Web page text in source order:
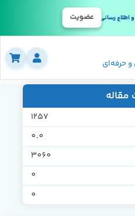
اطلاع رسانی عضویت
حرفه‌ای
1257
0.0
3060
0
0